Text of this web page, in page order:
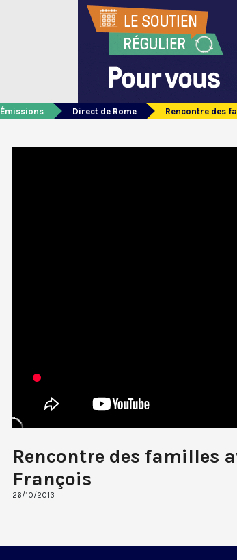
Émissions Direct de Rome Rencontre des
Rencontre des familles
François
26/10/2013